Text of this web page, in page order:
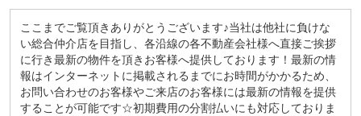
ここまでご覧頂きありがとうございます♪当社は他社に負けな
い総合仲介店を目指し、各沿線の各不動産会社様へ直接ご挨拶
に行き最新の物件を頂きお客様へ提供しております！最新の情
報はインターネットに掲載されるまでにお時間がかかるため、
お問い合わせのお客様やご来店のお客様には最新の情報を提供
することが可能です☆初期費用の分割払いにも対応しておりま